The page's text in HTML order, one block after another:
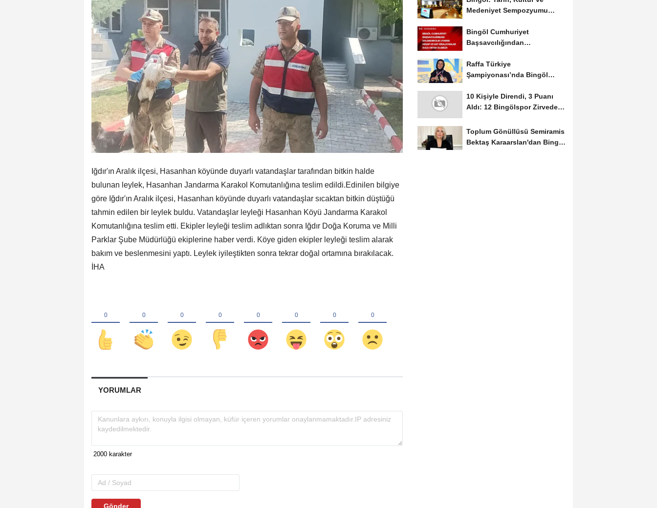
Iğdır'ın Aralık ilçesi, Hasanhan köyünde duyarlı vatandaşlar tarafından bitkin halde
bulunan leylek, Hasanhan Jandarma Karakol Komutanlığına teslim edildi.Edinilen bilgiye
göre Iğdır'ın Aralık ilçesi, Hasanhan köyünde duyarlı vatandaşlar sıcaktan bitkin düştüğü
tahmin edilen bir leylek buldu. Vatandaşlar leyleği Hasanhan Köyü Jandarma Karakol
Komutanlığına teslim etti. Ekipler leyleği teslim adlıktan sonra Iğdır Doğa Koruma ve Milli
Parklar Şube Müdürlüğü ekiplerine haber verdi. Köye giden ekipler leyleği teslim alarak
bakım ve beslenmesini yaptı. Leylek iyileştikten sonra tekrar doğal ortamına bırakılacak.
İHA
YORUMLAR
Gönder
Medeniyet Sempozyumu
Bingöl Cumhuriyet
Başsavcılığından
Raffa Türkiye
Şampiyonası’nda Bingöl
10 Kişiyle Direndi, 3 Puanı
Aldı: 12 Bingölspor Zirvedeki
Toplum Gönüllüsü Semiramis
Bektaş Karaarslan'dan Bingöl